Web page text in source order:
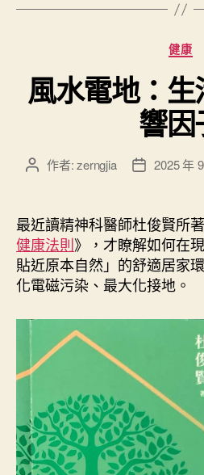
分
類
健康
風水電地：
響因
文
者
作者:zerngjia
文
佈
日
期
2025 年
最近讀精神科醫師杜俊賢所
健康法則》，才瞭解如何在
貼近原本自然」的舒適居家
化電磁污染、最大化接地。